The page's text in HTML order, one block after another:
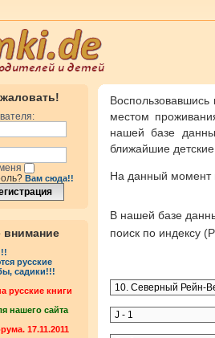
Вам сюда!!
внимание
русские
садики!!!
русские книги
нашего сайта
17.11.2011
местом
нашей базе
ближайшие
На данный
В нашей базе
поиск по индексу